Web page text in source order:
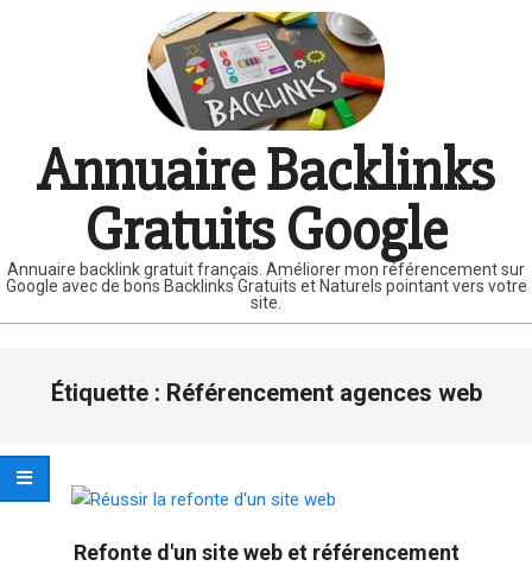
Annuaire Backlinks
Gratuits Google
Annuaire backlink gratuit français. Améliorer mon référencement sur
Google avec de bons Backlinks Gratuits et Naturels pointant vers votre
site.
NavigationÉtiquette : Référencement agences web
Refonte d'un site web et référencement